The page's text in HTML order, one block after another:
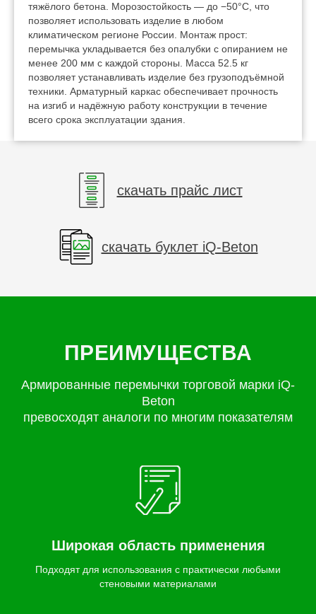
тяжёлого бетона. Морозостойкость — до −50°C, что
позволяет использовать изделие в любом
климатическом регионе России. Монтаж прост:
перемычка укладывается без опалубки с опиранием не
менее 200 мм с каждой стороны. Масса 52.5 кг
позволяет устанавливать изделие без грузоподъёмной
техники. Арматурный каркас обеспечивает прочность
на изгиб и надёжную работу конструкции в течение
всего срока эксплуатации здания.
скачать прайс лист
скачать буклет iQ-Beton
ПРЕИМУЩЕСТВА
Армированные перемычки торговой марки iQ-
Beton
превосходят аналоги по многим показателям
Широкая область применения
Подходят для использования с практически любыми
стеновыми материалами